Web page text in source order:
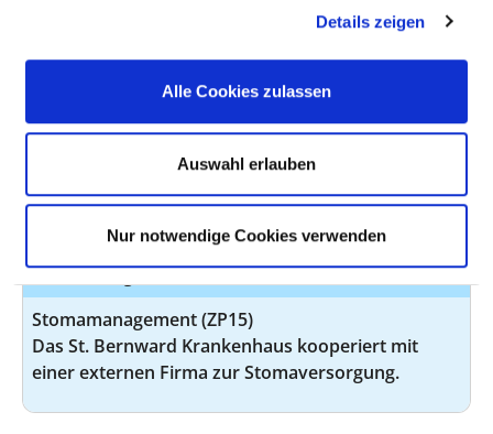
Details zeigen
Alle Cookies zulassen
Auswahl erlauben
Nur notwendige Cookies verwenden
Wundmanagement (ZP16)
Qualitätsmanagement (ZP13)
Schmerzmanagement (ZP14)
Entlassungsmanagement (ZP05)
Sturzmanagement (ZP19)
Stomamanagement (ZP15)
Das St. Bernward Krankenhaus kooperiert mit
einer externen Firma zur Stomaversorgung.